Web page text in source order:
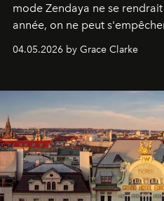
mode Zendaya ne se
année, on ne peut
04.05.2026 by Grace Clarke